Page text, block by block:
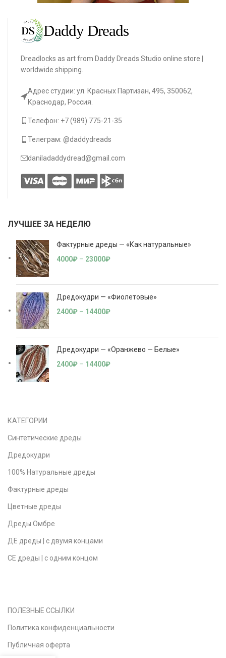
Dreadlocks as art from Daddy Dreads Studio online store |
worldwide shipping.
Адрес студии: ул. Красных Партизан, 495, 350062,
Краснодар, Россия.
Телефон: +7 (989) 775-21-35
Телеграм: @daddydreads
daniladaddydread@gmail.com
ЛУЧШЕЕ ЗА НЕДЕЛЮ
Фактурные дреды — «Как натуральные»
4000₽ – 23000₽
Дредокудри — «Фиолетовые»
2400₽ – 14400₽
Дредокудри — «Оранжево — Белые»
2400₽ – 14400₽
КАТЕГОРИИ
Синтетические дреды
Дредокудри
100% Натуральные дреды
Фактурные дреды
Цветные дреды
Дреды Омбре
ДЕ дреды | с двумя концами
СЕ дреды | с одним концом
ПОЛЕЗНЫЕ ССЫЛКИ
Политика конфиденциальности
Публичная оферта